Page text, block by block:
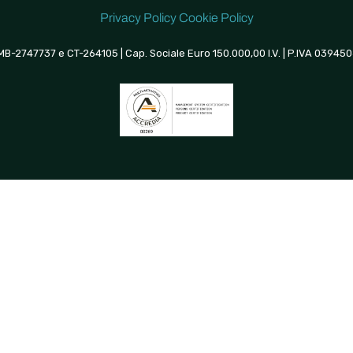
Privacy Policy Cookie Policy
2747737 e CT-264105 | Cap. Sociale Euro 150.000,00 I.V. | P.IVA